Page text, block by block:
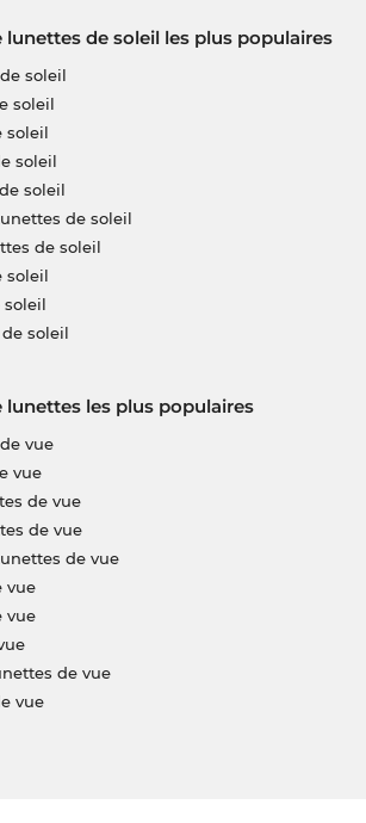
lunettes de soleil les plus populaires
soleil
soleil
soleil
soleil
soleil
de soleil
de soleil
soleil
soleil
soleil
lunettes les plus populaires
vue
vue
de vue
de vue
de vue
vue
vue
de vue
vue